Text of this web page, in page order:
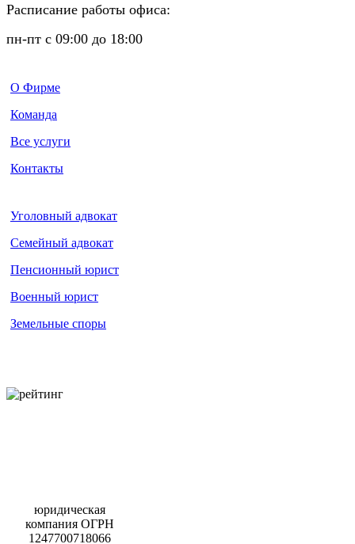
Расписание работы офиса:
пн-пт с 09:00 до 18:00
О Фирме
Команда
Все услуги
Контакты
Уголовный адвокат
Семейный адвокат
Пенсионный юрист
Военный юрист
Земельные споры
юридическая
компания ОГРН
1247700718066